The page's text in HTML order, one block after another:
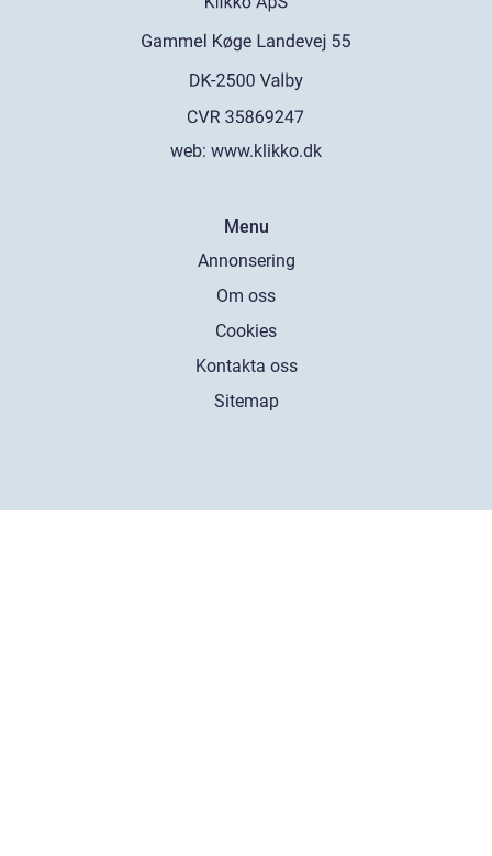
web: www.klikko.dk
Menu
Annonsering
Om oss
Cookies
Kontakta oss
Sitemap